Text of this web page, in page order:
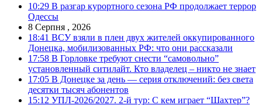
10:29 В разгар курортного сезона РФ продолжает террор
Одессы
8 Серпня , 2026
18:41 ВСУ взяли в плен двух жителей оккупированного
Донецка, мобилизованных РФ: что они рассказали
17:58 В Горловке требуют снести “самовольно”
установленный ситилайт. Кто владелец – никто не знает
17:05 В Донецке за день — серия отключений: без света
десятки тысяч абонентов
15:12 УПЛ-2026/2027. 2-й тур: С кем играет “Шахтер”?